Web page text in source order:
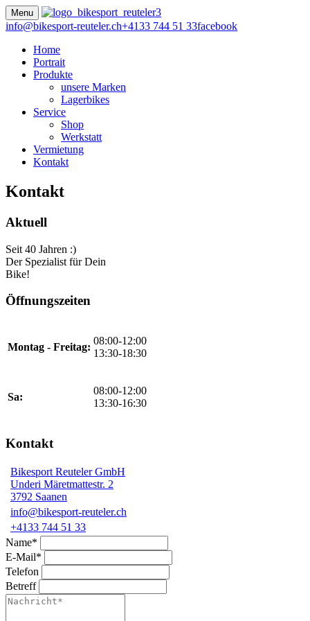
Menu
info@bikesport-reuteler.ch+4133 744 51 33facebook
Home
Portrait
Produkte
unsere Marken
Lagerbikes
Service
Shop
Werkstatt
Vermietung
Kontakt
Kontakt
Aktuell
Seit 40 Jahren :)
Der Spezialist für Dein
Bike!
Öffnungszeiten
Montag - Freitag:
08:00-12:00
13:30-18:30
Sa:
08:00-12:00
13:30-16:30
Kontakt
Bikesport Reuteler GmbH
Underi Märetmattestr. 2
3792 Saanen
info@bikesport-reuteler.ch
+4133 744 51 33
Name*
E-Mail*
Telefon
Betreff